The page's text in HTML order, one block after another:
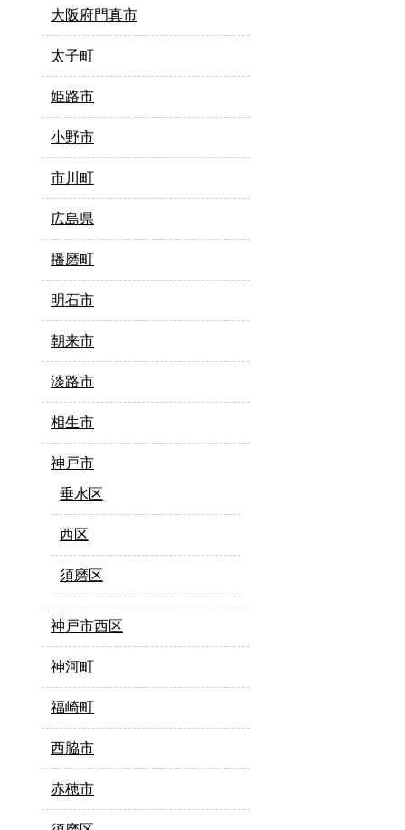
大阪府門真市
太子町
姫路市
小野市
市川町
広島県
播磨町
明石市
朝来市
淡路市
相生市
神戸市
垂水区
西区
須磨区
神戸市西区
神河町
福崎町
西脇市
赤穂市